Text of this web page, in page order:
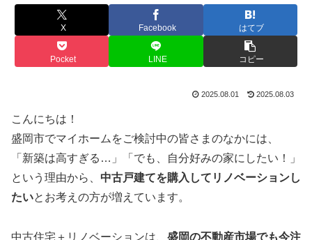
X Facebook はてブ
Pocket LINE コピー
2025.08.01 2025.08.03
こんにちは！
盛岡市でマイホームをご検討中の皆さまのなかには、
「新築は高すぎる…」「でも、自分好みの家にしたい！」
という理由から、 中古戸建てを購入してリノベーションし
たいとお考えの方が増えています。
中古住宅＋リノベーションは、 盛岡の不動産市場でも今注